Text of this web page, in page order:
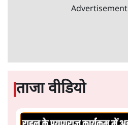
Advertisement
ताजा वीडियो